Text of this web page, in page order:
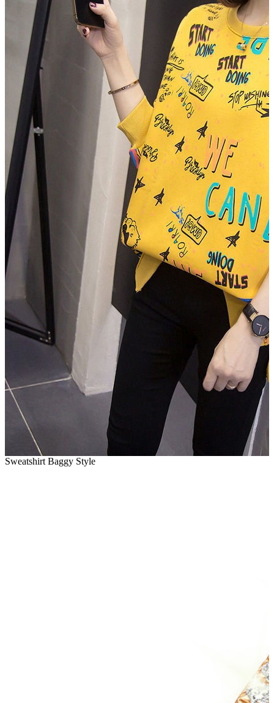
Sweatshirt Baggy Style